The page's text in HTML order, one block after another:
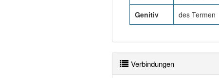
Genitiv des Termen
Verbindungen